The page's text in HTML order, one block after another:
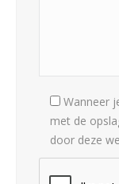
Wanneer
met de
door deze